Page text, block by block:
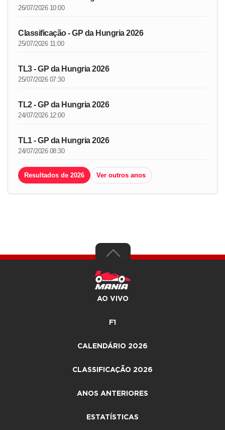
26/07/2026 10:00
Classificação - GP da Hungria 2026
25/07/2026 11:00
TL3 - GP da Hungria 2026
25/07/2026 07:30
TL2 - GP da Hungria 2026
24/07/2026 12:00
TL1 - GP da Hungria 2026
24/07/2026 08:30
Resultados de 2026 Ver outros anos
AO VIVO
F1
CALENDÁRIO 2026
CLASSIFICAÇÃO 2026
ANOS ANTERIORES
ESTATÍSTICAS